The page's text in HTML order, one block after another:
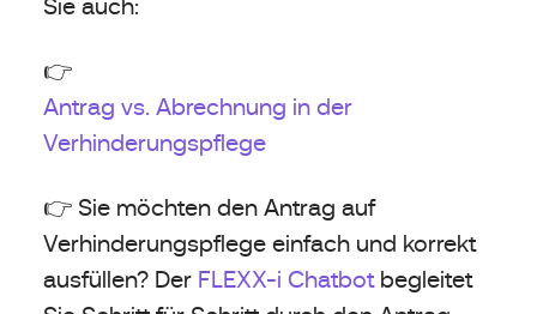
👉
Antrag vs. Abrechnung in der
Verhinderungspflege
👉 Sie möchten den Antrag auf
Verhinderungspflege einfach und korrekt
ausfüllen? Der FLEXX-i Chatbotbegleitet